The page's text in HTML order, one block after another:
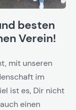
besten
Verein!
mit unseren
im
ist es, Dir nicht
einen